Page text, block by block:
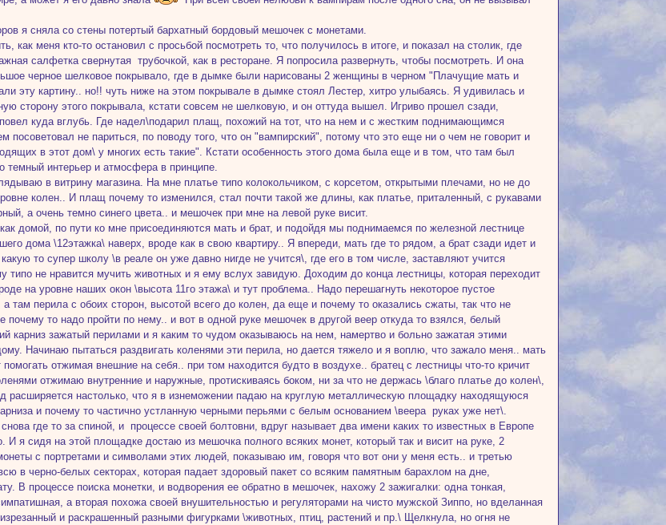
я сняла со стены потертый бархатный бордовый мешочек с монетами.
как меня кто-то остановил с просьбой посмотреть то, что получилось в итоге, и показал на столик, где
салфетка свернутая трубочкой, как в ресторане. Я попросила развернуть, чтобы посмотреть. И она
черное шелковое покрывало, где в дымке были нарисованы 2 женщины в черном "Плачущие мать и
эту картину.. но!! чуть ниже на этом покрывале в дымке стоял Лестер, хитро улыбаясь. Я удивилась и
сторону этого покрывала, кстати совсем не шелковую, и он оттуда вышел. Игриво прошел сзади,
куда вглубь. Где надел\подарил плащ, похожий на тот, что на нем и с жестким поднимающимся
посоветовал не париться, по поводу того, что он "вампирский", потому что это еще ни о чем не говорит и
в этот дом\ у многих есть такие". Кстати особенность этого дома была еще и в том, что там был
темный интерьер и атмосфера в принципе.
в витрину магазина. На мне платье типо колокольчиком, с корсетом, открытыми плечами, но не до
колен.. И плащ почему то изменился, стал почти такой же длины, как платье, приталенный, с рукавами
а очень темно синего цвета.. и мешочек при мне на левой руке висит.
домой, по пути ко мне присоединяются мать и брат, и подойдя мы поднимаемся по железной лестнице
дома \12этажка\ наверх, вроде как в свою квартиру.. Я впереди, мать где то рядом, а брат сзади идет и
какую то супер школу \в реале он уже давно нигде не учится\, где его в том числе, заставляют учится
типо не нравится мучить животных и я ему вслух завидую. Доходим до конца лестницы, которая переходит
на уровне наших окон \высота 11го этажа\ и тут проблема.. Надо перешагнуть некоторое пустое
а там перила с обоих сторон, высотой всего до колен, да еще и почему то оказались сжаты, так что не
почему то надо пройти по нему.. и вот в одной руке мешочек в другой веер откуда то взялся, белый
карниз зажатый перилами и я каким то чудом оказываюсь на нем, намертво и больно зажатая этими
Начинаю пытаться раздвигать коленями эти перила, но дается тяжело и я воплю, что зажало меня.. мать
помогать отжимая внешние на себя.. при том находится будто в воздухе.. братец с лестницы что-то кричит
отжимаю внутренние и наружные, протискиваясь боком, ни за что не держась \благо платье до колен\,
расширяется настолько, что я в изнеможении падаю на круглую металлическую площадку находящуюся
и почему то частично устланную черными перьями с белым основанием \веера руках уже нет\.
где то за спиной, и процессе своей болтовни, вдруг называет два имени каких то известных в Европе
И я сидя на этой площадке достаю из мешочка полного всяких монет, который так и висит на руке, 2
с портретами и символами этих людей, показываю им, говоря что вот они у меня есть.. и третью
в черно-белых секторах, которая падает здоровый пакет со всяким памятным барахлом на дне,
В процессе поиска монетки, и водворения ее обратно в мешочек, нахожу 2 зажигалки: одна тонкая,
а вторая похожа своей внушительностью и регуляторами на чисто мужской Зиппо, но вделанная
и раскрашенный разными фигурками \животных, птиц, растений и пр.\ Щелкнула, но огня не